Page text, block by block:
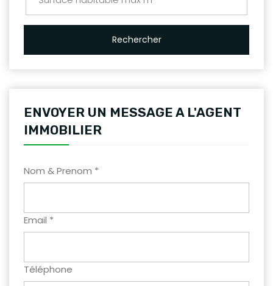
Rechercher
ENVOYER UN MESSAGE A L'AGENT
IMMOBILIER
Nom & Prenom *
Email *
Téléphone